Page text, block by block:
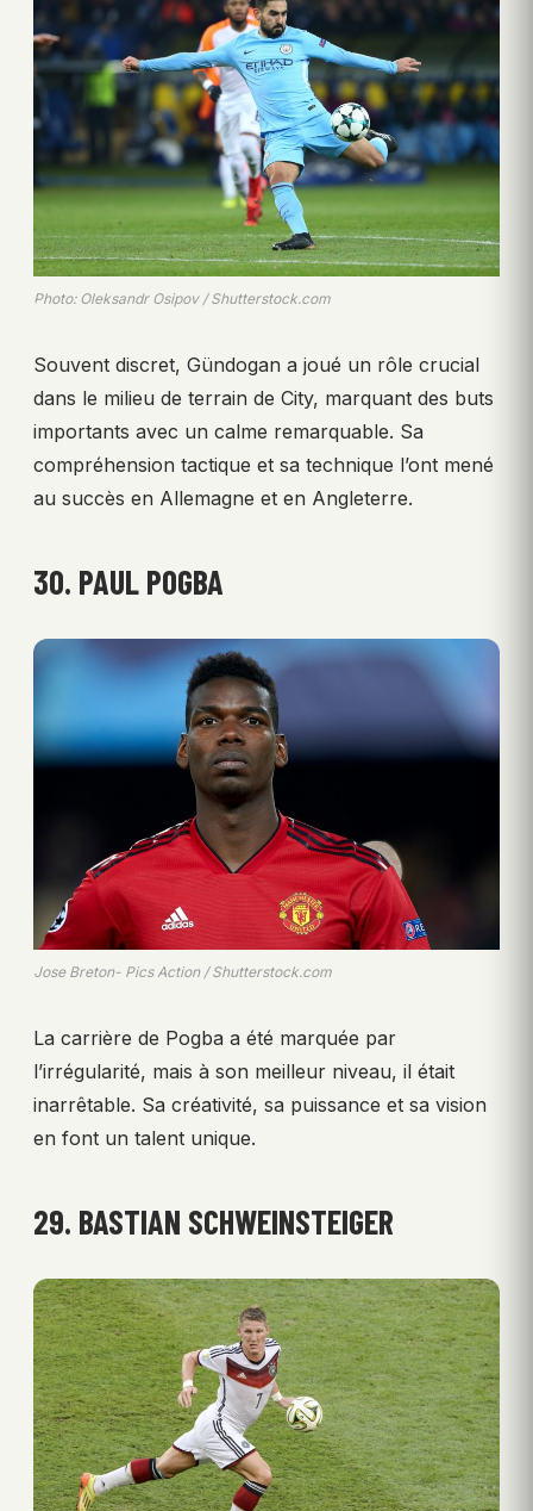
Photo: Oleksandr Osipov / Shutterstock.com
Souvent discret, Gündogan a joué un rôle crucial
dans le milieu de terrain de City, marquant des buts
importants avec un calme remarquable. Sa
compréhension tactique et sa technique l’ont mené
au succès en Allemagne et en Angleterre.
30. PAUL POGBA
Jose Breton- Pics Action / Shutterstock.com
La carrière de Pogba a été marquée par
l’irrégularité, mais à son meilleur niveau, il était
inarrêtable. Sa créativité, sa puissance et sa vision
en font un talent unique.
29. BASTIAN SCHWEINSTEIGER